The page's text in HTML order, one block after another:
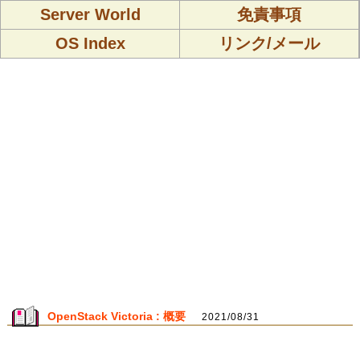
Server World
免責事項
OS Index
リンク/メール
OpenStack Victoria : 概要 2021/08/31